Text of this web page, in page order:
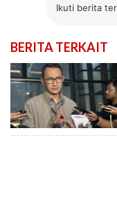
Ikuti berita
BERITA TERKAIT